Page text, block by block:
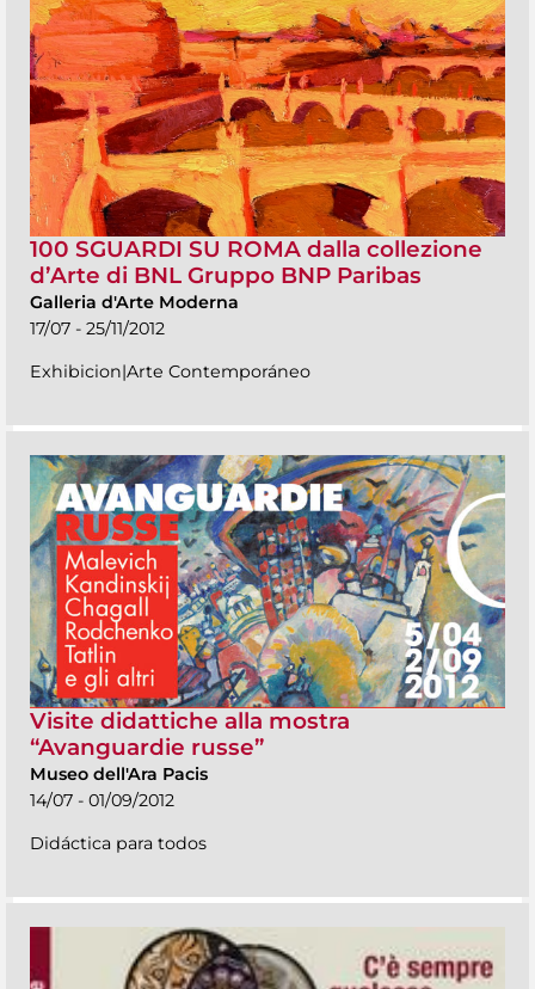
100 SGUARDI SU ROMA dalla collezione
d’Arte di BNL Gruppo BNP Paribas
Galleria d'Arte Moderna
17/07 - 25/11/2012
Exhibicion|Arte Contemporáneo
Visite didattiche alla mostra
“Avanguardie russe”
Museo dell'Ara Pacis
14/07 - 01/09/2012
Didáctica para todos